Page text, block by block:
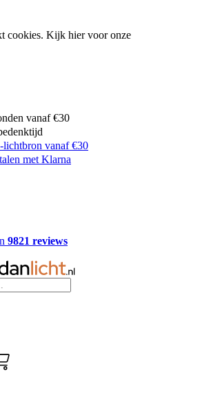
cookies. Kijk hier voor onze
vanaf €30
vanaf €30
met Klarna
9821 reviews